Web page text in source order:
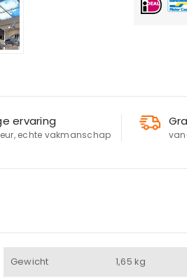
*
ervaring
echte vakmanschap
Gewicht 1,65 kg